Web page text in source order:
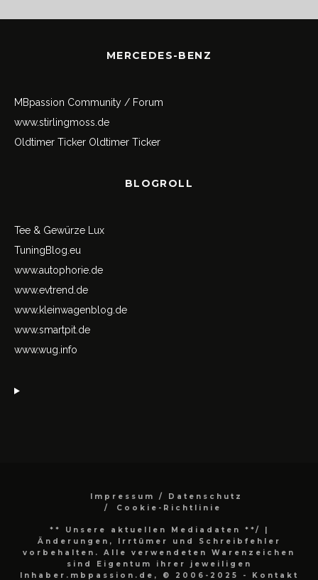
MERCEDES-BENZ
MBpassion Community / Forum
www.stirlingmoss.de
Oldtimer Ticker Oldtimer Ticker
BLOGROLL
Tee & Gewürze Lux
TuningBlog.eu
www.autophorie.de
www.evtrend.de
www.kleinwagenblog.de
www.smartpit.de
www.wug.info
Impressum / Datenschutz
Cookie-Richtlinie
** Unsere aktuellen Mediadaten **/
|
Änderungen, Irrtümer und Schreibfehler
vorbehalten. Alle verwendeten Warenzeichen
sind Eigentum ihrer jeweiligen
Inhaber.mbpassion.de, © 2006-2025 - Kontakt